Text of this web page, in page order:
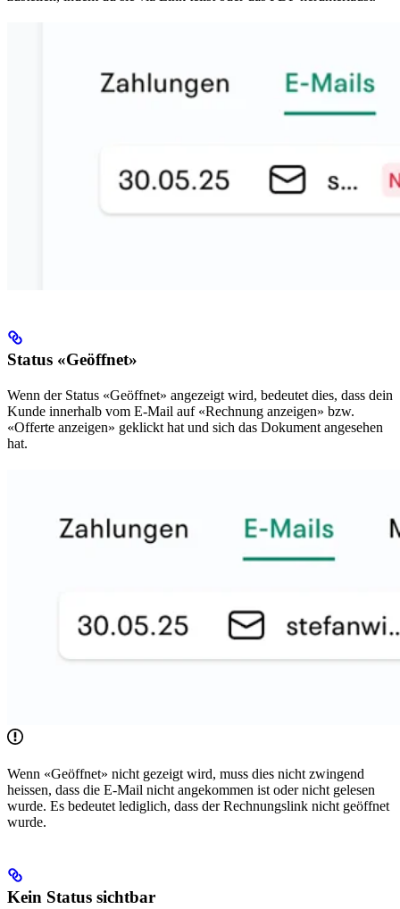
Status «Geöffnet»
Wenn der Status «Geöffnet» angezeigt wird, bedeutet dies, dass dein
Kunde innerhalb vom E-Mail auf «Rechnung anzeigen» bzw.
«Offerte anzeigen» geklickt hat und sich das Dokument angesehen
hat.
Wenn «Geöffnet» nicht gezeigt wird, muss dies nicht zwingend
heissen, dass die E-Mail nicht angekommen ist oder nicht gelesen
wurde. Es bedeutet lediglich, dass der Rechnungslink nicht geöffnet
wurde.
Kein Status sichtbar